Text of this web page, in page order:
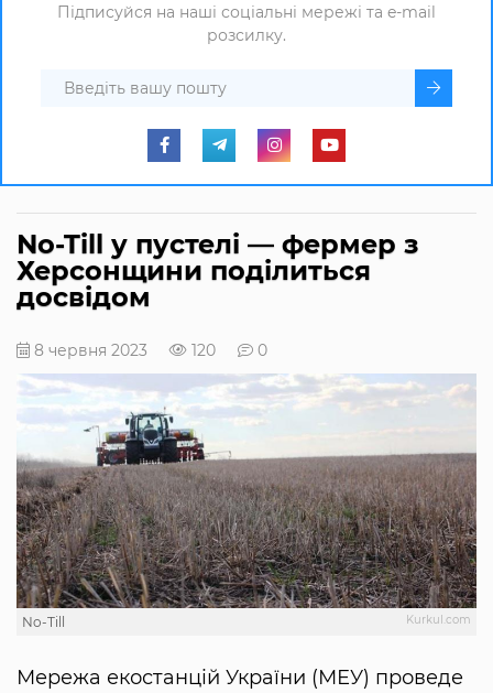
Підписуйся на наші соціальні мережі та e-mail
розсилку.
No-Till у пустелі — фермер з
Херсонщини поділиться
досвідом
8 червня 2023 120 0
Kurkul.com
No-Till
Мережа екостанцій України (МЕУ) проведе